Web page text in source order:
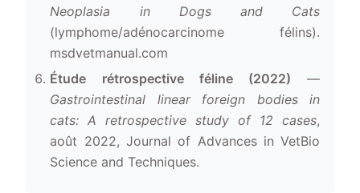
Neoplasia in Dogs and Cats
(lymphome/adénocarcinome félins).
msdvetmanual.com
Étude rétrospective féline (2022) —
Gastrointestinal linear foreign bodies in
cats: A retrospective study of 12 cases,
août 2022, Journal of Advances in VetBio
Science and Techniques.